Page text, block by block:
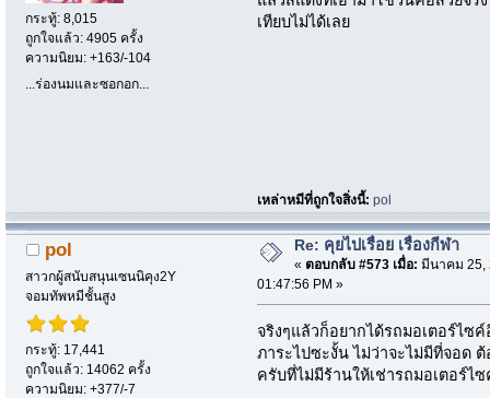
กระทู้: 8,015
ถูกใจแล้ว: 4905 ครั้ง
ความนิยม: +163/-104
...ร่องนมและซอกอก...
เทียบไม่ได้เลย
เหล่าหมีที่ถูกใจสิ่งนี้:pol
pol
สาวกผู้สนับสนุนเซนนิคุง2Y
จอมทัพหมีชั้นสูง
กระทู้: 17,441
ถูกใจแล้ว: 14062 ครั้ง
ความนิยม: +377/-7
Re: คุยไปเรื่อย เรื่องกีฬา
« ตอบกลับ #573 เมื่อ: มีนาคม 25,
01:47:56 PM »
จริงๆแล้วก็อยากได้รถมอเตอร์ไ
ภาระไปซะงั้น ไม่ว่าจะไม่มีที่จอด
ครับที่ไม่มีร้านให้เช่ารถมอเตอร์ไ